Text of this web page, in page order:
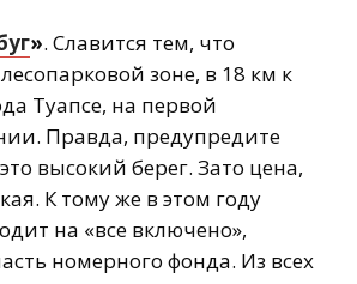
». Славится тем, что
зоне, в 18 км к
Туапсе, на первой
Правда, предупредите
высокий берег. Зато цена,
К тому же в этом году
на «все включено»,
номерного фонда. Из всех